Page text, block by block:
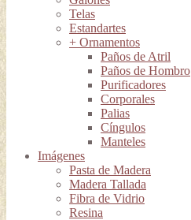
Telas
Estandartes
+ Ornamentos
Paños de Atril
Paños de Hombro
Purificadores
Corporales
Palias
Cíngulos
Manteles
Imágenes
Pasta de Madera
Madera Tallada
Fibra de Vidrio
Resina